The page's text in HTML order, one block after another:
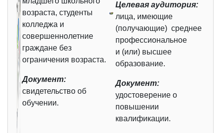
возраста, студенты
колледжа и
совершеннолетние
граждане без
ограничения возраста.
Документ:
свидетельство об
обучении.
Целевая аудитория:
лица, имеющие
(получающие) среднее
профессиональное
и (или) высшее
образование.
Документ:
удостоверение о
повышении
квалификации.